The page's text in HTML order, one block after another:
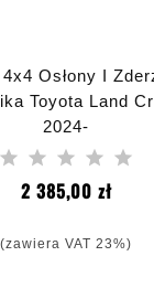
4x4 Osłony I
Toyota Land
2024-
2 385,00 złCena
(zawiera VAT 23%)